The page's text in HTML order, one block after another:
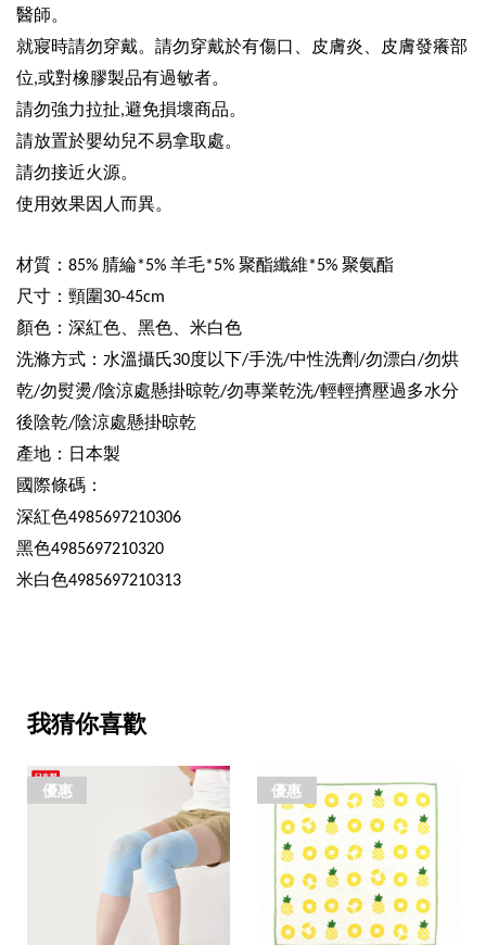
醫師。
就寢時請勿穿戴。請勿穿戴於有傷口、皮膚炎、皮膚發癢部
位,或對橡膠製品有過敏者。
請勿強力拉扯,避免損壞商品。
請放置於嬰幼兒不易拿取處。
請勿接近火源。
使用效果因人而異。
材質： 85% 腈綸*5% 羊毛*5% 聚酯纖維*5% 聚氨酯
尺寸： 頸圍30-45cm
顏色：深紅色 、黑色、米白色
洗滌方式：水溫攝氏30度以下/手洗/中性洗劑/勿漂白/勿烘
乾/勿熨燙/陰涼處懸掛晾乾/勿專業乾洗/輕輕擠壓過多水分
後陰乾/陰涼處懸掛晾乾
產地：日本製
國際條碼：
深紅色4985697210306
黑色4985697210320
米白色4985697210313
我猜你喜歡
優惠 優惠